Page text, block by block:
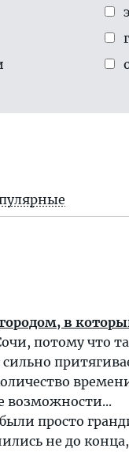
в
потому что
возможности...
просто
не до конца,